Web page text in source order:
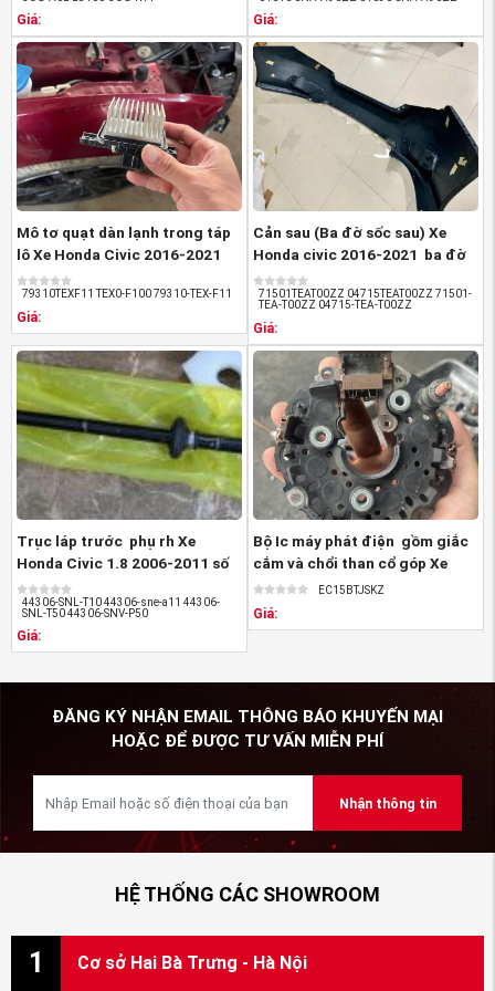
https://www.youtube.com/PhutungotoHondaAnviet
Website:PhutungotoHonda.comhoặc
Phutungmitsubishi.vn*Phutunganviet.com
Thẻ bài viết:
Đèn gầm xe honda CIVIC 2008-2011
Đèn gầm xe CIVIC 2008
Đèn gầm xe CIVIC 2011 Đèn gầm CIVIC Đèn gầm honda CIVIC
Đèn gầm xe CIVIC mua Đèn gầm xe honda CIVIC
bán Đèn gầm xe Civic
Phụ tùng honda CIVIC
Giá: Giá:
Mô tơ quạt dàn lạnh trong táp
lô Xe Honda Civic 2016-2021
,quạt ...
79310TEXF11 TEX0-F100 79310-TEX-F11
Giá:
Cản sau (Ba đờ sốc sau) Xe
Honda civic 2016-2021 ba đờ
sốc sau ...
71501TEAT00ZZ 04715TEAT00ZZ 71501-
TEA-T00ZZ 04715-TEA-T00ZZ
Giá:
Trục láp trước phụ rh Xe
Honda Civic 1.8 2006-2011 số
tự động 26 ...
44306-SNL-T10 44306-sne-a11 44306-
SNL-T50 44306-SNV-P50
Giá:
Bộ Ic máy phát điện gồm giắc
cắm và chổi than cổ góp Xe
Honda ...
EC15BTJSKZ
Giá:
ĐĂNG KÝ NHẬN EMAIL THÔNG BÁO KHUYẾN MẠI
HOẶC ĐỂ ĐƯỢC TƯ VẤN MIỄN PHÍ
Nhận thông tin
HỆ THỐNG CÁC SHOWROOM
1 Cơ sở Hai Bà Trưng - Hà Nội